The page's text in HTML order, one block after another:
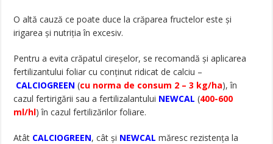
O altă cauză ce poate duce la crăparea fructelor este și
irigarea și nutriția în excesiv.
Pentru a evita crăpatul cireșelor, se recomandă și aplicarea
fertilizantului foliar cu conținut ridicat de calciu –
CALCIOGREEN (cu norma de consum 2 – 3 kg/ha), în
cazul fertirigării sau a fertilizalantului NEWCAL (400-600
ml/hl) în cazul fertilizărilor foliare.
Atât CALCIOGREEN, cât și NEWCAL măresc rezistența la